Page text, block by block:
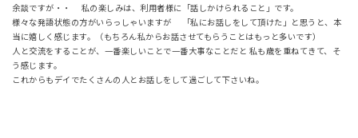
余談ですが・・ 私の楽しみは、利用者様に「話しかけられること」です。
様々な発語状態の方がいらっしゃいますが 「私にお話しをして頂けた」と思うと、本
当に嬉しく感じます。（もちろん私からお話させてもらうことはもっと多いです）
人と交流をすることが、一番楽しいことで一番大事なことだと 私も歳を重ねてきて、そ
う感じます。
これからもデイでたくさんの人とお話しをして過ごして下さいね。